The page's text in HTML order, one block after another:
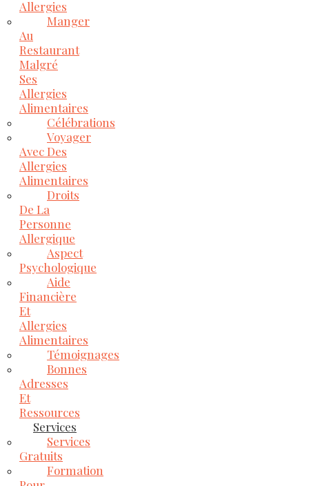
Allergies
Manger
Au
Restaurant
Malgré
Ses
Allergies
Alimentaires
Célébrations
Voyager
Avec Des
Allergies
Alimentaires
Droits
De La
Personne
Allergique
Aspect
Psychologique
Aide
Financière
Et
Allergies
Alimentaires
Témoignages
Bonnes
Adresses
Et
Ressources
Services
Services
Gratuits
Formation